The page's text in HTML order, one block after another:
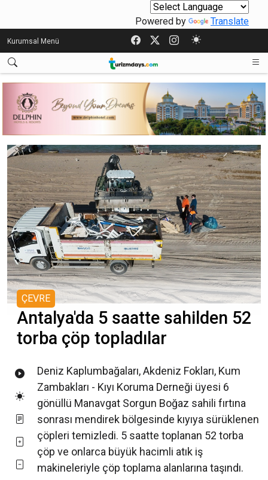
Powered by Translate
Kurumsal Menü
ÇEVRE
Antalya'da 5 saatte sahilden 52
torba çöp topladılar
Deniz Kaplumbağaları, Akdeniz Fokları, Kum
Zambakları - Kıyı Koruma Derneği üyesi 6
gönüllü Manavgat Sorgun Boğaz sahili fırtına
sonrası mendirek bölgesinde kıyıya sürüklenen
çöpleri temizledi. 5 saatte toplanan 52 torba
çöp ve onlarca büyük hacimli atık iş
makineleriyle çöp toplama alanlarına taşındı.